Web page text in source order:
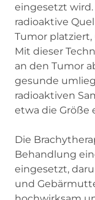
eingesetzt
radioaktive
Tumor platziert,
Mit dieser
an den Tumor
gesunde
radioaktiven
etwa die Größe
Die
Behandlung
eingesetzt,
und